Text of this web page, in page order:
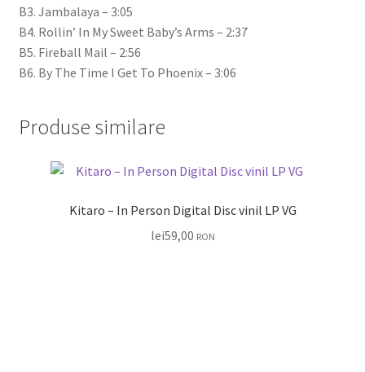
B3. Jambalaya – 3:05
B4. Rollin’ In My Sweet Baby’s Arms – 2:37
B5. Fireball Mail – 2:56
B6. By The Time I Get To Phoenix – 3:06
Produse similare
Kitaro – In Person Digital Disc vinil LP VG
lei59,00 RON